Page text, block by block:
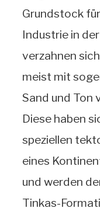
Grundstock
Industrie in
verzahnen
meist mit
Sand und Ton
Diese haben
speziellen
eines
und werden
Tinkas-